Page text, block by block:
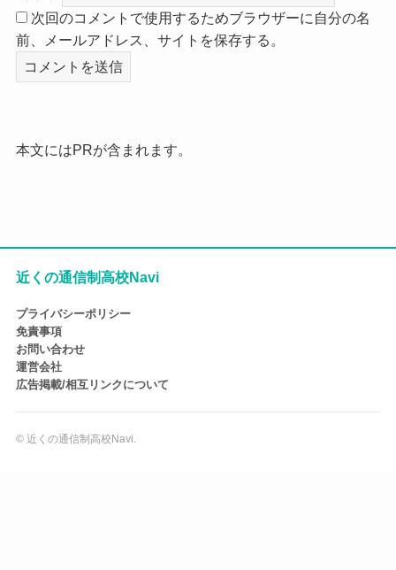
次回のコメントで使用するためブラウザーに自分の名
前、メールアドレス、サイトを保存する。
本文にはPRが含まれます。
近くの通信制高校Navi
プライバシーポリシー
免責事項
お問い合わせ
運営会社
広告掲載/相互リンクについて
© 近くの通信制高校Navi.